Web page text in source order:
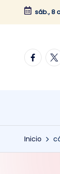
Saltar
contenido
sáb., 8
Inicio